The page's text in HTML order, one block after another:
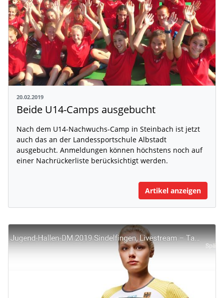
20.02.2019
Beide U14-Camps ausgebucht
Nach dem U14-Nachwuchs-Camp in Steinbach ist jetzt
auch das an der Landessportschule Albstadt
ausgebucht. Anmeldungen können höchstens noch auf
einer Nachrückerliste berücksichtigt werden.
Artikel anzeigen